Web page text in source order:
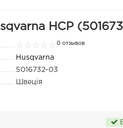
HCP
0 отзывов
Husqvarna
5016732-03
Швеція